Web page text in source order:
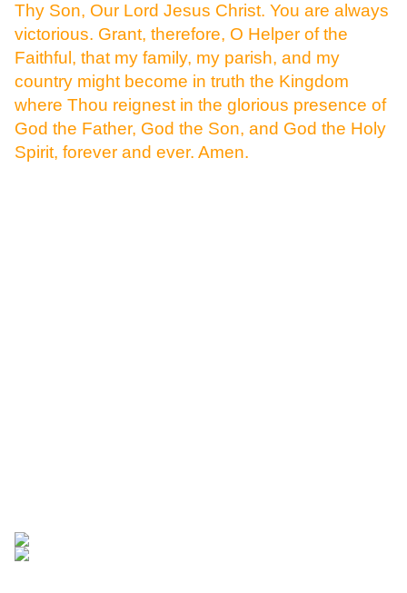
Thy Son, Our Lord Jesus Christ. You are always
victorious. Grant, therefore, O Helper of the
Faithful, that my family, my parish, and my
country might become in truth the Kingdom
where Thou reignest in the glorious presence of
God the Father, God the Son, and God the Holy
Spirit, forever and ever. Amen.